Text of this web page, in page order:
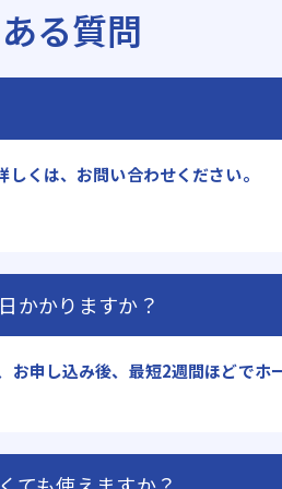
る質問
くは、お問い合わせください。
かかりますか？
お申し込み後、最短2週間ほどでホ